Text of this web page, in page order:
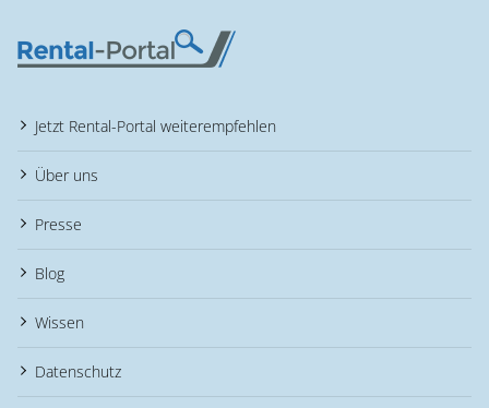
Jetzt Rental-Portal weiterempfehlen
Über uns
Presse
Blog
Wissen
Datenschutz